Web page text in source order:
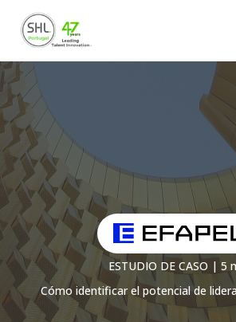
contenido
ESTUDIO DE CASO | 5
Cómo identificar el potencial de